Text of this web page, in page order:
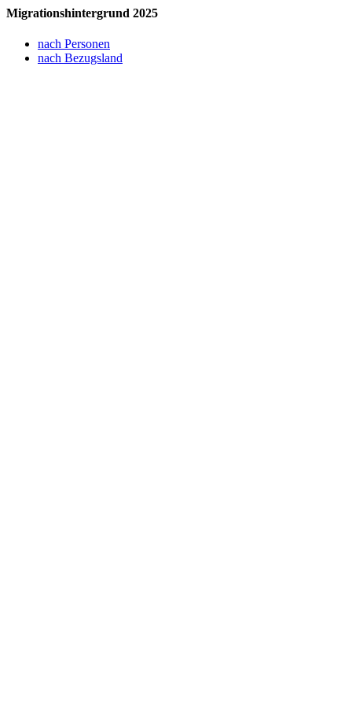
Migrationshintergrund 2025
nach Personen
nach Bezugsland